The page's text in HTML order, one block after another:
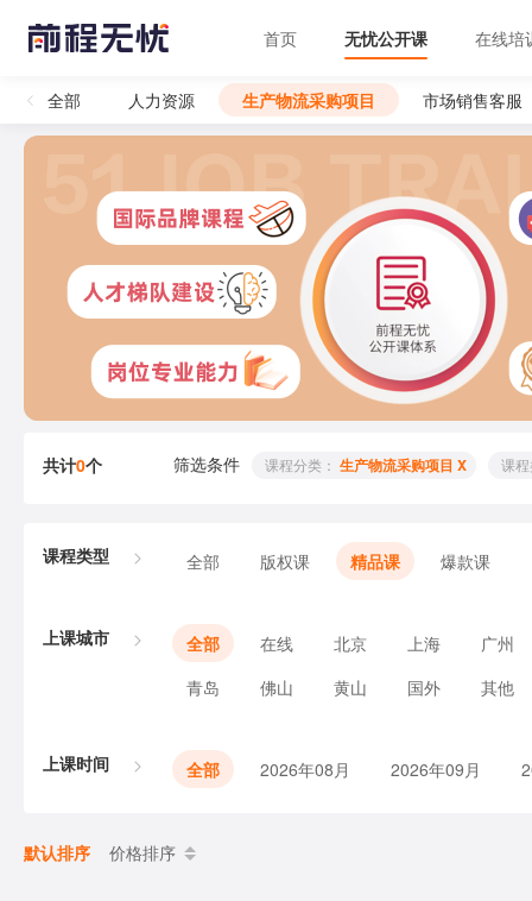
首页 无忧公开课 在线培
全部 人力资源 生产物流采购项目 市场销售客服
共计0个 筛选条件 课程分类： 生产物流采购项目 X 课
课程类型 全部 版权课 精品课 爆款课
上课城市 全部 在线 北京 上海
广州
青岛
佛山 黄山 国外 其他
上课时间 全部 2026年08月 2026年09月
默认排序 价格排序